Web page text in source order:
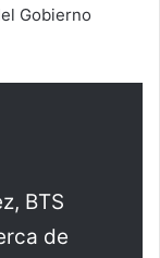
Gobierno
BTS
de